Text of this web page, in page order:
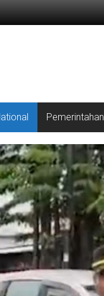
Pemerintahan